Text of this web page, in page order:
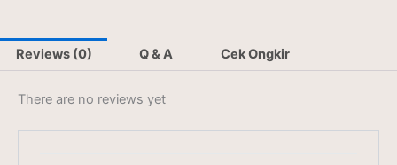
Reviews (0) Q & A Cek Ongkir
There are no reviews yet